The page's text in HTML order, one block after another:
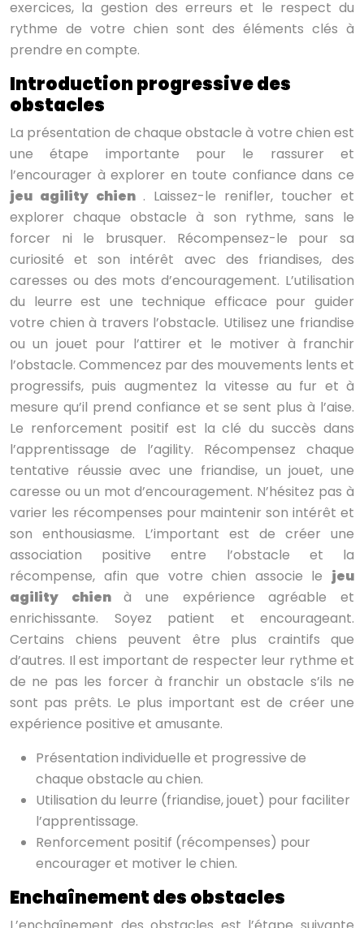
exercices, la gestion des erreurs et le respect du
rythme de votre chien sont des éléments clés à
prendre en compte.
Introduction progressive des
obstacles
La présentation de chaque obstacle à votre chien est
une étape importante pour le rassurer et
l’encourager à explorer en toute confiance dans ce
jeu agility chien . Laissez-le renifler, toucher et
explorer chaque obstacle à son rythme, sans le
forcer ni le brusquer. Récompensez-le pour sa
curiosité et son intérêt avec des friandises, des
caresses ou des mots d’encouragement. L’utilisation
du leurre est une technique efficace pour guider
votre chien à travers l’obstacle. Utilisez une friandise
ou un jouet pour l’attirer et le motiver à franchir
l’obstacle. Commencez par des mouvements lents et
progressifs, puis augmentez la vitesse au fur et à
mesure qu’il prend confiance et se sent plus à l’aise.
Le renforcement positif est la clé du succès dans
l’apprentissage de l’agility. Récompensez chaque
tentative réussie avec une friandise, un jouet, une
caresse ou un mot d’encouragement. N’hésitez pas à
varier les récompenses pour maintenir son intérêt et
son enthousiasme. L’important est de créer une
association positive entre l’obstacle et la
récompense, afin que votre chien associe le jeu
agility chienà une expérience agréable et
enrichissante. Soyez patient et encourageant.
Certains chiens peuvent être plus craintifs que
d’autres. Il est important de respecter leur rythme et
de ne pas les forcer à franchir un obstacle s’ils ne
sont pas prêts. Le plus important est de créer une
expérience positive et amusante.
Présentation individuelle et progressive de
chaque obstacle au chien.
Utilisation du leurre (friandise, jouet) pour faciliter
l’apprentissage.
Renforcement positif (récompenses) pour
encourager et motiver le chien.
Enchaînement des obstacles